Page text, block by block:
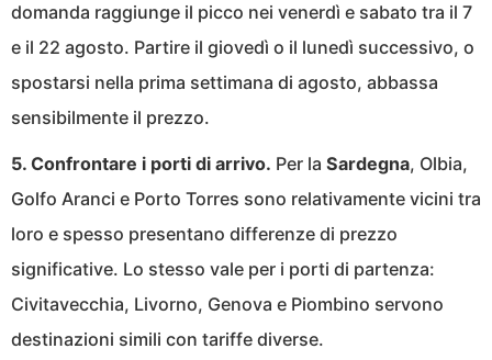
domanda raggiunge il picco nei venerdì e sabato tra il 7
e il 22 agosto. Partire il giovedì o il lunedì successivo, o
spostarsi nella prima settimana di agosto, abbassa
sensibilmente il prezzo.
5. Confrontare i porti di arrivo. Per la Sardegna, Olbia,
Golfo Aranci e Porto Torres sono relativamente vicini tra
loro e spesso presentano differenze di prezzo
significative. Lo stesso vale per i porti di partenza:
Civitavecchia, Livorno, Genova e Piombino servono
destinazioni simili con tariffe diverse.